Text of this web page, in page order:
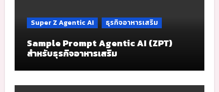
Super Z Agentic AI ธุรกิจอาหารเสริม
Sample Prompt Agentic AI (ZPT)
สำหรับธุรกิจอาหารเสริม